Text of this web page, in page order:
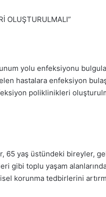
OLUŞTURULMALI”
yolu enfeksiyonu
hastalara enfeksiyon
poliklinikleri
yaş üstündeki bireyler,
gibi toplu yaşam
korunma tedbirlerini